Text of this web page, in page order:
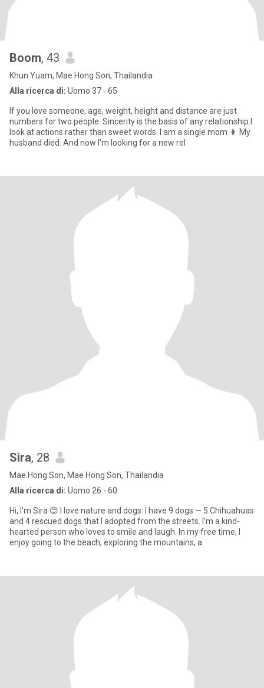
Boom, 43
Khun Yuam, Mae Hong Son, Thailandia
Alla ricerca di: Uomo 37 - 65
If you love someone, age, weight, height and distance are just
numbers for two people. Sincerity is the basis of any relationship.l
look at actions rather than sweet words. I am a single mom 👩 My
husband died. And now I'm looking for a new rel
Sira, 28
Mae Hong Son, Mae Hong Son, Thailandia
Alla ricerca di: Uomo 26 - 60
Hi, I'm Sira 😊 I love nature and dogs. I have 9 dogs — 5 Chihuahuas
and 4 rescued dogs that I adopted from the streets. I'm a kind-
hearted person who loves to smile and laugh. In my free time, I
enjoy going to the beach, exploring the mountains, a